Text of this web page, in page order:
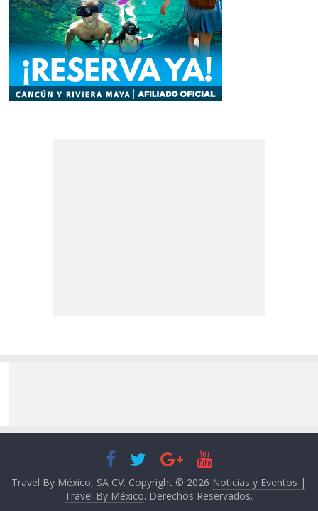
Travel By México, SA CV. Copyright © 2026 Noticias y Eventos |
Travel By México. Derechos Reservados.